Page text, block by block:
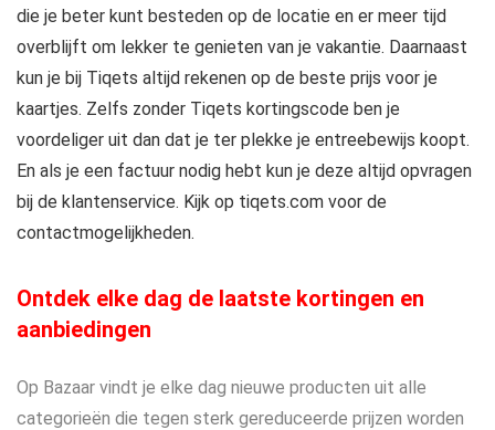
die je beter kunt besteden op de locatie en er meer tijd
overblijft om lekker te genieten van je vakantie. Daarnaast
kun je bij Tiqets altijd rekenen op de beste prijs voor je
kaartjes. Zelfs zonder Tiqets kortingscode ben je
voordeliger uit dan dat je ter plekke je entreebewijs koopt.
En als je een factuur nodig hebt kun je deze altijd opvragen
bij de klantenservice. Kijk op tiqets.com voor de
contactmogelijkheden.
Ontdek elke dag de laatste kortingen en
aanbiedingen
Op Bazaar vindt je elke dag nieuwe producten uit alle
categorieën die tegen sterk gereduceerde prijzen worden